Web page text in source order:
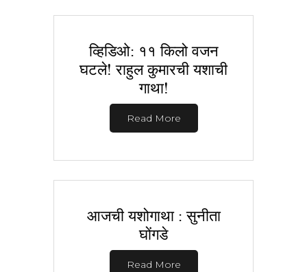
व्हिडिओ: ११ किलो वजन
घटले! राहुल कुमारची यशाची
गाथा!
Read More
आजची यशोगाथा : सुनीता
घोंगडे
Read More